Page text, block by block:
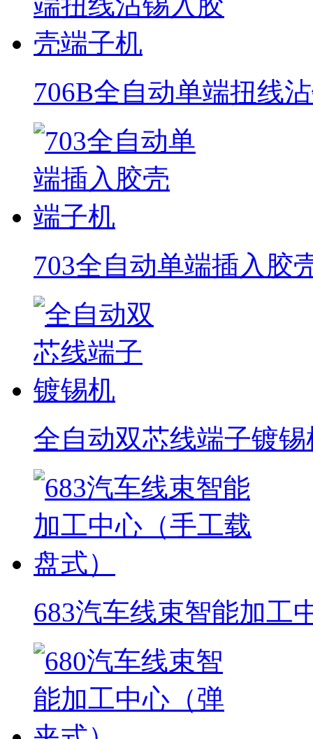
706B全自动单端扭线
703全自动单端插入胶
全自动双芯线端子镀锡
683汽车线束智能加工